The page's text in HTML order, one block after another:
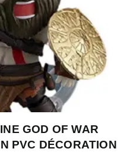
GOD OF WAR
PVC DÉCORATION